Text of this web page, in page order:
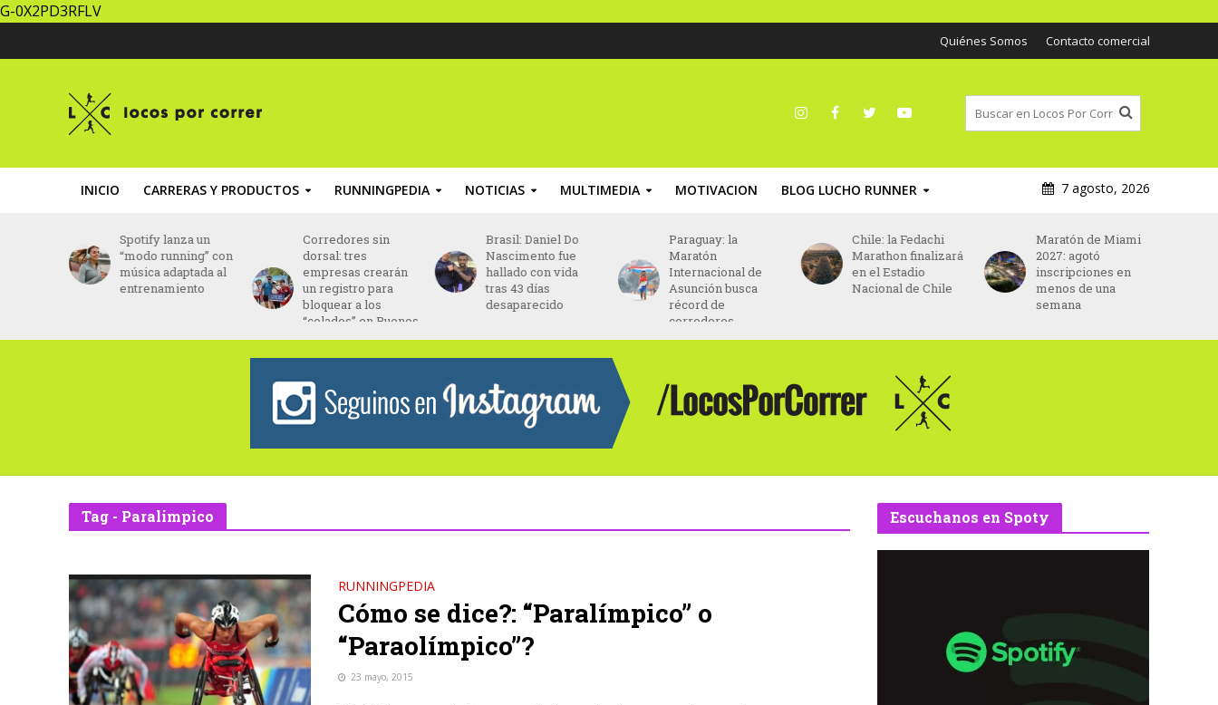
G-0X2PD3RFLV
Quiénes Somos Contacto comercial
INICIO CARRERAS Y PRODUCTOS RUNNINGPEDIA NOTICIAS MULTIMEDIA MOTIVACION BLOG LUCHO RUNNER 7 agosto, 2026
Spotify lanza un
“modo running” con
música adaptada al
entrenamiento
Corredores sin
dorsal: tres
empresas crearán
un registro para
bloquear a los
“colados” en Buenos
Aires
Brasil: Daniel Do
Nascimento fue
hallado con vida
tras 43 días
desaparecido
Paraguay: la
Maratón
Internacional de
Asunción busca
récord de
corredores
Chile: la Fedachi
Marathon finalizará
en el Estadio
Nacional de Chile
Maratón de Miami
2027: agotó
inscripciones en
menos de una
semana
Tag - Paralimpico
RUNNINGPEDIA
Cómo se dice?: “Paralímpico” o
“Paraolímpico”?
23 mayo, 2015
Escuchanos en Spoty